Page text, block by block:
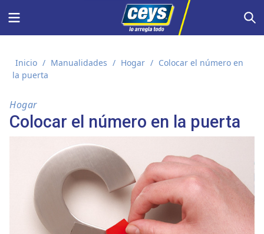
Menu
Inicio / Manualidades / Hogar / Colocar el número en
la puerta
Hogar
Colocar el número en la puerta